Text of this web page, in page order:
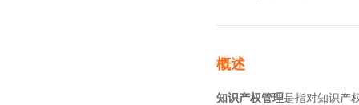
概述
知识产权管理是指对知识产